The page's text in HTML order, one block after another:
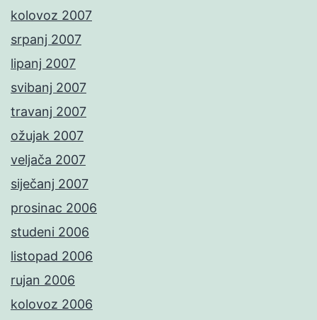
kolovoz 2007
srpanj 2007
lipanj 2007
svibanj 2007
travanj 2007
ožujak 2007
veljača 2007
siječanj 2007
prosinac 2006
studeni 2006
listopad 2006
rujan 2006
kolovoz 2006